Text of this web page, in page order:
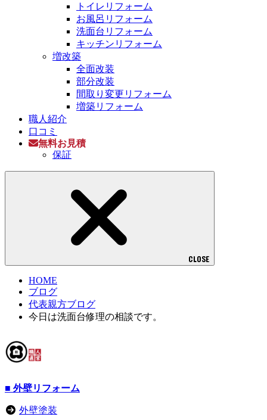
トイレリフォーム
お風呂リフォーム
洗面台リフォーム
キッチンリフォーム
増改築
全面改装
部分改装
間取り変更リフォーム
増築リフォーム
職人紹介
口コミ
無料お見積
保証
CLOSE
HOME
ブログ
代表親方ブログ
今日は洗面台修理の相談です。
■ 外壁リフォーム
外壁塗装